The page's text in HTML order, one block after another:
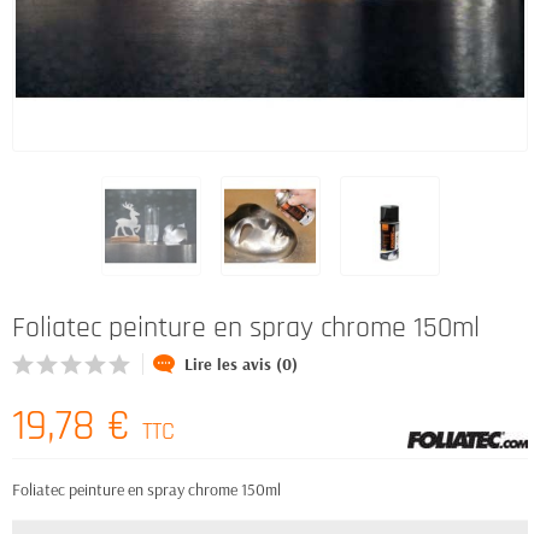
Foliatec peinture en spray chrome 150ml
Lire les avis (0)
19,78 € TTC
Foliatec peinture en spray chrome 150ml